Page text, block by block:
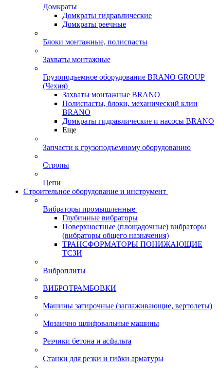
Домкраты
Домкраты гидравлические
Домкраты реечные
Блоки монтажные, полиспасты
Захваты монтажные
Грузоподъемное оборудование BRANO GROUP
(Чехия)
Захваты монтажные BRANO
Полиспасты, блоки, механический клин
BRANO
Домкраты гидравлические и насосы BRANO
Еще
Запчасти к грузоподъемному оборудованию
Стропы
Цепи
Строительное оборудование и инструмент
Вибраторы промышленные
Глубинные вибраторы
Поверхностные (площадочные) вибраторы
(вибраторы общего назначения)
ТРАНСФОРМАТОРЫ ПОНИЖАЮЩИЕ
ТСЗИ
Виброплиты
ВИБРОТРАМБОВКИ
Машины затирочные (заглаживающие, вертолеты)
Мозаично шлифовальные машины
Резчики бетона и асфальта
Станки для резки и гибки арматуры